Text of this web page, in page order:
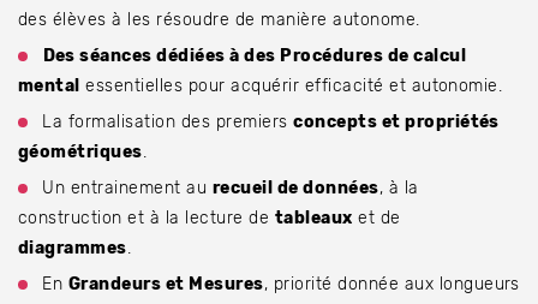
des élèves à les résoudre de manière autonome.
Des séances dédiées à des Procédures de calcul
mental
essentielles pour acquérir efficacité et autonomie.
La formalisation des premiersconcepts et propriétés
géométriques
Un entrainement au recueil de données, à la
construction et à la lecture de tableaux et de
diagrammes
En Grandeurs et Mesures, priorité donnée aux longueurs